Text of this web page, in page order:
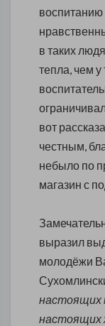
в таких
тепла, чем у
вот
честным,
небыло по
магазин с
выразил
молодёжи
настоящих
настоящих